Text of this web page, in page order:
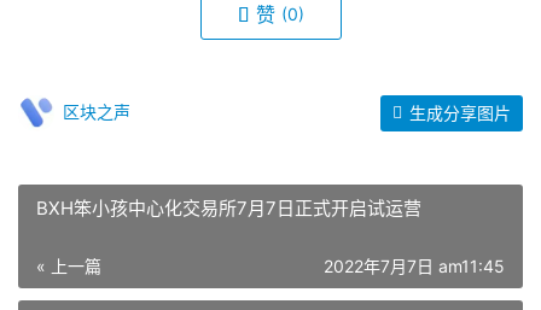
赞 (0)
区块之声 生成分享图片
BXH笨小孩中心化交易所7月7日正式开启试运营
« 上一篇 2022年7月7日 am11:45